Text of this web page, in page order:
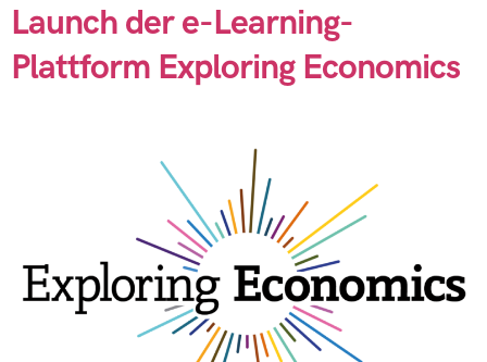
Launch der e-Learning-
Plattform Exploring Economics